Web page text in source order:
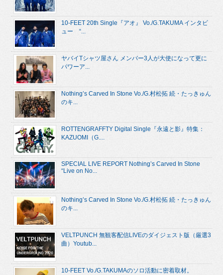
10-FEET 20th Single『アオ』 Vo./G.TAKUMA インタビ
ュー “...
ヤバイTシャツ屋さん メンバー3人が大使になって更に
パワーア...
Nothing’s Carved In Stone Vo./G.村松拓 続・たっきゅん
のキ...
ROTTENGRAFFTY Digital Single『永遠と影』特集：
KAZUOMI（G....
SPECIAL LIVE REPORT Nothing’s Carved In Stone
“Live on No...
Nothing’s Carved In Stone Vo./G.村松拓 続・たっきゅん
のキ...
VELTPUNCH 無観客配信LIVEのダイジェスト版（厳選3
曲）Youtub...
10-FEET Vo./G.TAKUMAのソロ活動に密着取材。